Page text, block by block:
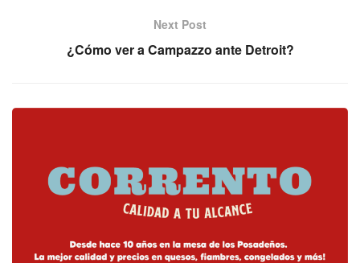
Next Post
¿Cómo ver a Campazzo ante Detroit?